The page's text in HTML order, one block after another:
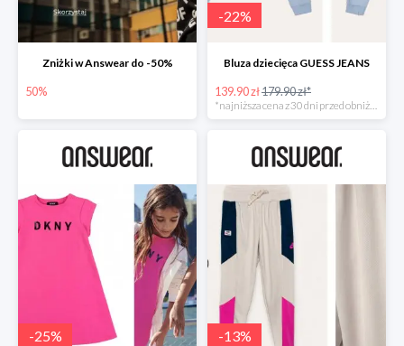
Zniżki w Answear do -50%
50%
-22%
Bluza dziecięca GUESS JEANS
139.90 zł179.90 zł*
-25% -13%